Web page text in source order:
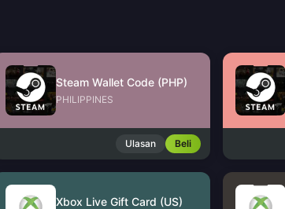
Steam Wallet Code (PHP)
PHILIPPINES
Ulasan Beli
Xbox Live Gift Card (US)